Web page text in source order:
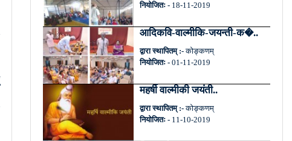
नियोजितः - 18-11-2019
आदिकवि-वाल्मीकि-जयन्ती-क�..
द्वारा स्थापितम् :-कोङ्कणम्
नियोजितः -01-11-2019
महर्षी वाल्मीकी जयंती..
द्वारा स्थापितम् :-कोङ्कणम्
नियोजितः - 11-10-2019